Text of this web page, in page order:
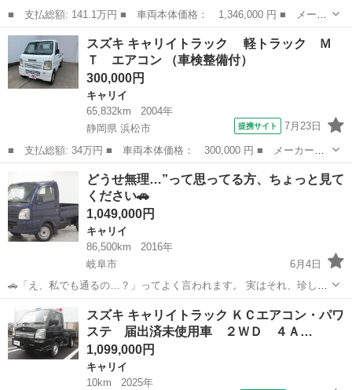
■ 支払総額: 141.1万円 ■ 車両本体価格： 1,346,000 円 ■ メーカ
ー名： スズキ ■ 車種名： キャリイトラック ■ グレード名：
ＫＣ ８型 スズキセーフティサポート ■ 排気量： 660cc ■ ド...
岐阜 高山市 キャリイ
スズキ キャリイトラック 軽トラック Ｍ
Ｔ エアコン （車検整備付）
300,000円
キャリイ
65,832km
2004年
静岡県 浜松市
提携サイト 7月23日
■ 支払総額: 34万円 ■ 車両本体価格： 300,000 円 ■ メーカー
名： スズキ ■ 車種名： キャリイトラック ■ グレード名：
軽トラック ＭＴ エアコン ■ 排気量： 660cc ■ ドア枚数：
2D ■...
キャリイ
どうせ無理…”って思ってる方、ちょっと見て
ください🚗
1,049,000円
キャリイ
86,500km
2016年
岐阜市
6月4日
🚗「え、私でも通るの…？」ってよく言われます。 実はそれ、珍しく
ないです。 ・他でローンが通らなかった ・頭金が用意できない ・勤
務歴が浅い／アルバイト そんな方でもご購入いただいてます😊 📍
【オ...
岐阜 岐阜市 キャリイ 頭金
スズキ キャリイトラック ＫＣエアコン・パワ
ステ 届出済未使用車 ２ＷＤ ４Ａ…
1,099,000円
キャリイ
10km
2025年